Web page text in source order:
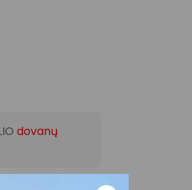
dovanų